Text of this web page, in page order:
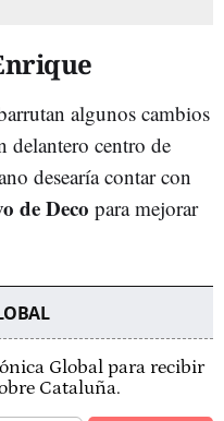
algunos cambios
delantero centro de
desearía contar con
de Deco para mejorar
Global para recibir
Cataluña.